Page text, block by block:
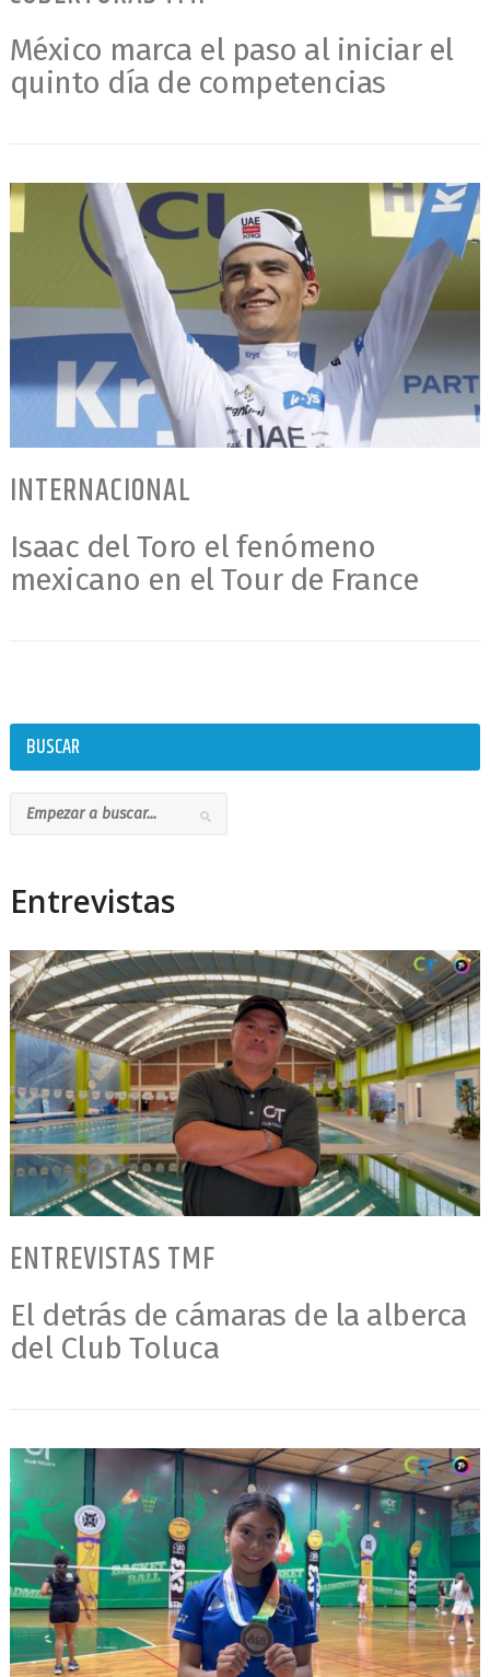
México marca el paso al iniciar el
quinto día de competencias
INTERNACIONAL
Isaac del Toro el fenómeno
mexicano en el Tour de France
BUSCAR
Entrevistas
ENTREVISTAS TMF
El detrás de cámaras de la alberca
del Club Toluca